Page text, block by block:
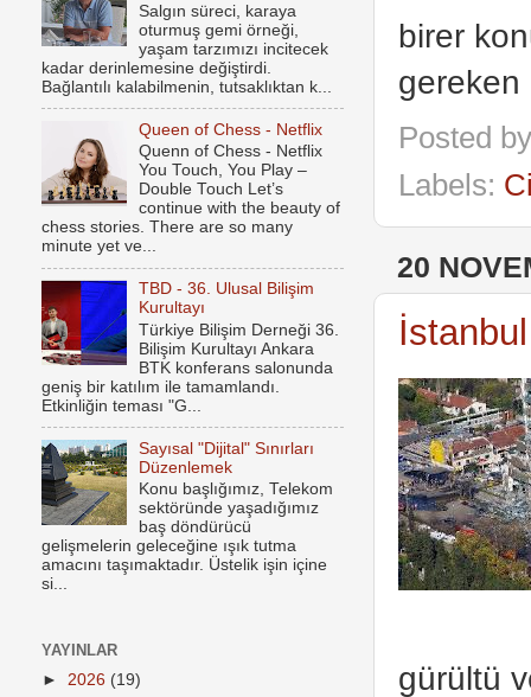
birer
gereken
Posted
Labels:
20
gürültü
Salgın süreci, karaya
oturmuş gemi örneği,
yaşam tarzımızı incitecek
kadar derinlemesine değiştirdi.
Bağlantılı kalabilmenin, tutsaklıktan k...
Queen of Chess - Netflix
Quenn of Chess - Netflix
You Touch, You Play –
Double Touch Let’s
continue with the beauty of
chess stories. There are so many
minute yet ve...
TBD - 36. Ulusal Bilişim
Kurultayı
Türkiye Bilişim Derneği 36.
Bilişim Kurultayı Ankara
BTK konferans salonunda
geniş bir katılım ile tamamlandı.
Etkinliğin teması "G...
Sayısal "Dijital" Sınırları
Düzenlemek
Konu başlığımız, Telekom
sektöründe yaşadığımız
baş döndürücü
gelişmelerin geleceğine ışık tutma
amacını taşımaktadır. Üstelik işin içine
si...
YAYINLAR
► 2026 (19)